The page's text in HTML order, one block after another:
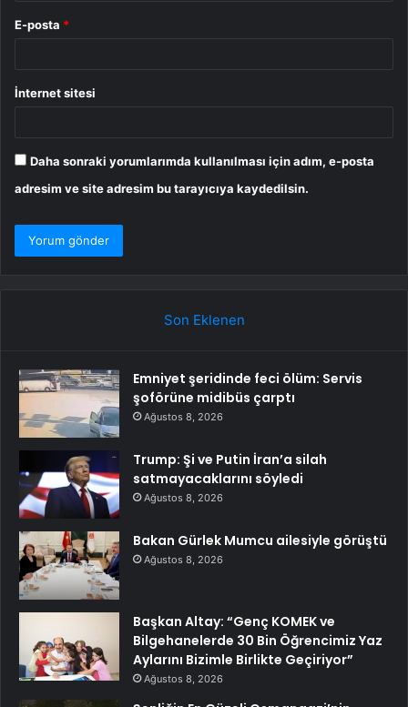
E-posta *
İnternet sitesi
Daha sonraki yorumlarımda kullanılması için adım, e-posta
adresim ve site adresim bu tarayıcıya kaydedilsin.
Son Eklenen
Emniyet şeridinde feci ölüm: Servis
şoförüne midibüs çarptı
Ağustos 8, 2026
Trump: Şi ve Putin İran’a silah
satmayacaklarını söyledi
Ağustos 8, 2026
Bakan Gürlek Mumcu ailesiyle görüştü
Ağustos 8, 2026
Başkan Altay: “Genç KOMEK ve
Bilgehanelerde 30 Bin Öğrencimiz Yaz
Aylarını Bizimle Birlikte Geçiriyor”
Ağustos 8, 2026